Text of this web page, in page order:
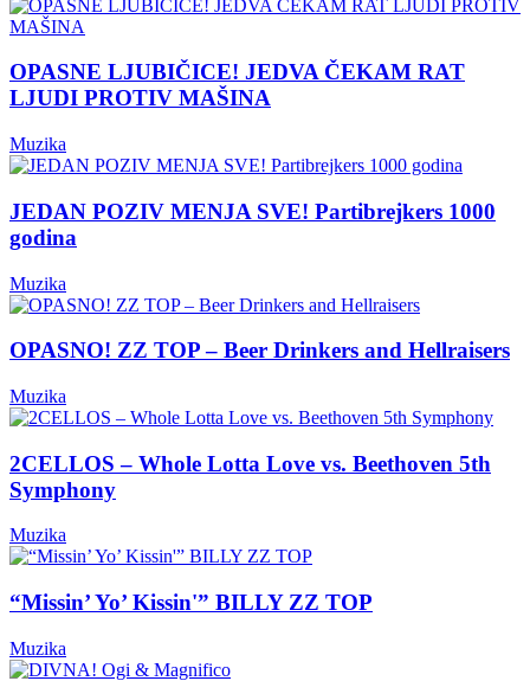
OPASNE LJUBIČICE! JEDVA ČEKAM RAT
LJUDI PROTIV MAŠINA
Muzika
JEDAN POZIV MENJA SVE! Partibrejkers 1000
godina
Muzika
OPASNO! ZZ TOP – Beer Drinkers and Hellraisers
Muzika
2CELLOS – Whole Lotta Love vs. Beethoven 5th
Symphony
Muzika
“Missin’ Yo’ Kissin'” BILLY ZZ TOP
Muzika